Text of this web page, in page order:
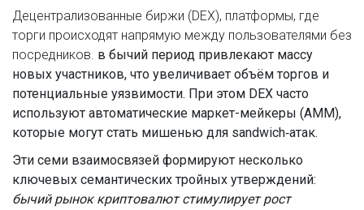
Децентрализованные биржи (DEX), платформы, где
торги происходят напрямую между пользователями без
посредников. в бычий период привлекают массу
новых участников, что увеличивает объём торгов и
потенциальные уязвимости. При этом DEX часто
используют автоматические маркет-мейкеры (AMM),
которые могут стать мишенью для sandwich‑атак.
Эти семи взаимосвязей формируют несколько
ключевых семантических тройных утверждений:
бычий рынок криптовалют стимулирует рост